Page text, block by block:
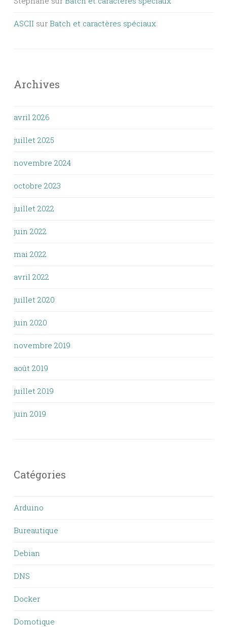
ASCII sur Batch et caractères spéciaux
Archives
avril 2026
juillet 2025
novembre 2024
octobre 2023
juillet 2022
juin 2022
mai 2022
avril 2022
juillet 2020
juin 2020
novembre 2019
août 2019
juillet 2019
juin 2019
Catégories
Arduino
Bureautique
Debian
DNS
Docker
Domotique